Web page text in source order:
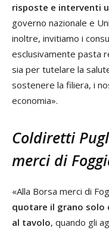
risposte e interventi
governo nazionale e
inoltre, invitiamo i
esclusivamente pasta
sia per tutelare la
sostenere la filiera, i
economia».
Coldiretti
merci di
«Alla Borsa merci di
quotare il grano solo
al tavolo, quando gli